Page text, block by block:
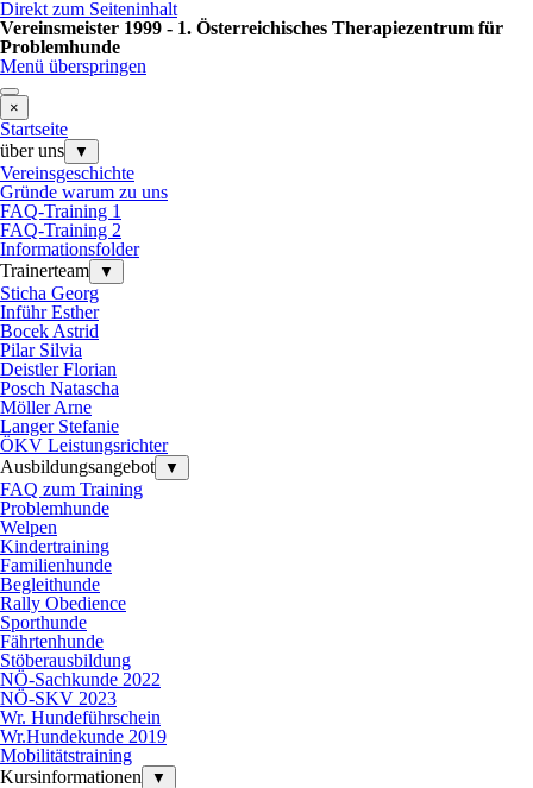
Direkt zum Seiteninhalt
Vereinsmeister 1999 - 1. Österreichisches Therapiezentrum für
Problemhunde
Menü überspringen
×
Startseite
über uns
▼
Vereinsgeschichte
Gründe warum zu uns
FAQ-Training 1
FAQ-Training 2
Informationsfolder
Trainerteam
▼
Sticha Georg
Inführ Esther
Bocek Astrid
Pilar Silvia
Deistler Florian
Posch Natascha
Möller Arne
Langer Stefanie
ÖKV Leistungsrichter
Ausbildungsangebot
▼
FAQ zum Training
Problemhunde
Welpen
Kindertraining
Familienhunde
Begleithunde
Rally Obedience
Sporthunde
Fährtenhunde
Stöberausbildung
NÖ-Sachkunde 2022
NÖ-SKV 2023
Wr. Hundeführschein
Wr.Hundekunde 2019
Mobilitätstraining
Kursinformationen
▼